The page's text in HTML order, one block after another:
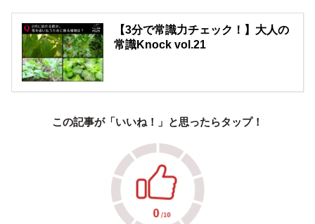
【3分で常識力チェック！】大人の
常識Knock vol.21
この記事が「いいね！」と思ったらタップ！